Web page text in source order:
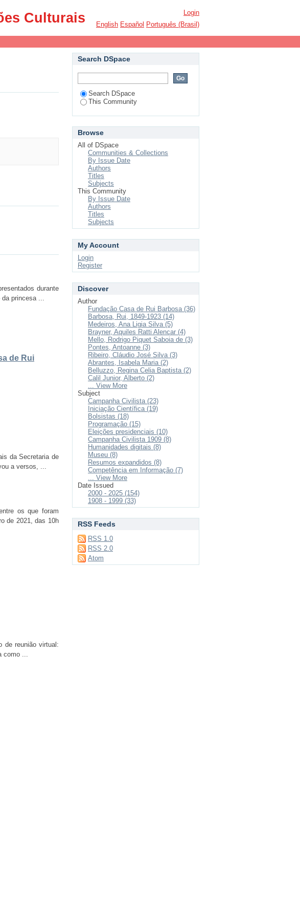
Culturais
Login
English Español Português (Brasil)
durante
da princesa ...
de Rui
da Secretaria de
a versos, ...
os que foram
de 2021, das 10h
de reunião virtual:
como ...
Search DSpace
Search DSpace
This Community
Browse
All of DSpace
Communities & Collections
By Issue Date
Authors
Titles
Subjects
This Community
By Issue Date
Authors
Titles
Subjects
My Account
Login
Register
Discover
Author
Fundação Casa de Rui Barbosa (36)
Barbosa, Rui, 1849-1923 (14)
Medeiros, Ana Ligia Silva (5)
Brayner, Aquiles Ratti Alencar (4)
Mello, Rodrigo Piquet Saboia de (3)
Pontes, Antoanne (3)
Ribeiro, Cláudio José Silva (3)
Abrantes, Isabela Maria (2)
Belluzzo, Regina Celia Baptista (2)
Calil Junior, Alberto (2)
... View More
Subject
Campanha Civilista (23)
Iniciação Científica (19)
Bolsistas (18)
Programação (15)
Eleições presidenciais (10)
Campanha Civilista 1909 (8)
Humanidades digitais (8)
Museu (8)
Resumos expandidos (8)
Competência em Informação (7)
... View More
Date Issued
2000 - 2025 (154)
1908 - 1999 (33)
RSS Feeds
RSS 1.0
RSS 2.0
Atom